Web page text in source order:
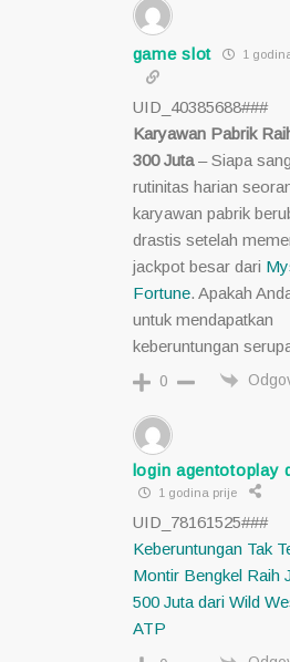
game slot 1
UID_40385688###
Karyawan Pabrik
300 Juta– Siapa
rutinitas harian
karyawan pabrik
drastis setelah
jackpot besar dari
Fortune. Apakah
untuk mendapatkan
keberuntungan
0
login agentotoplay
1 godina prije
UID_78161525###
Keberuntungan Tak
Montir Bengkel Raih
500 Juta dari Wild
ATP